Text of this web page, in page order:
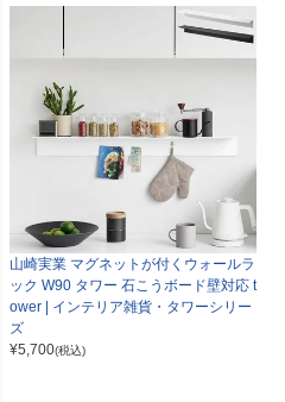
山崎実業 マグネットが付くウォールラ
ック W90 タワー 石こうボード壁対応 t
ower | インテリア雑貨・タワーシリー
ズ
¥5,700(税込)